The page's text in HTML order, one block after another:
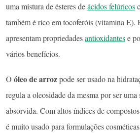
uma mistura de ésteres deácidos felúricos
também é rico em tocoferóis (vitamina E).
apresentam propriedadesantioxidantese
vários benefícios.
O óleo de arrozpode ser usado na
regula a oleosidade da mesma por ser
absorvida. Com altos índices de
é muito usado para formulações